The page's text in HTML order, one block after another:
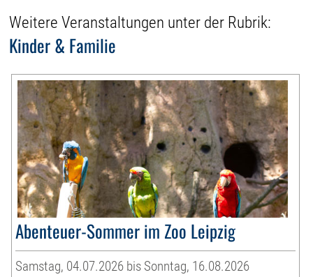
Weitere Veranstaltungen unter der Rubrik:
Kinder & Familie
Abenteuer-Sommer im Zoo Leipzig
Samstag, 04.07.2026 bis Sonntag, 16.08.2026